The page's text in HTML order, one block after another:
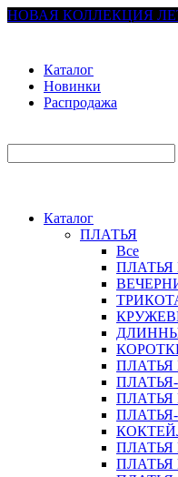
НОВАЯ КОЛЛЕКЦИЯ
Каталог
Новинки
Распродажа
Каталог
ПЛАТЬЯ
Все
ПЛАТЬЯ
ПЛАТЬЯ
ПЛАТЬЯ